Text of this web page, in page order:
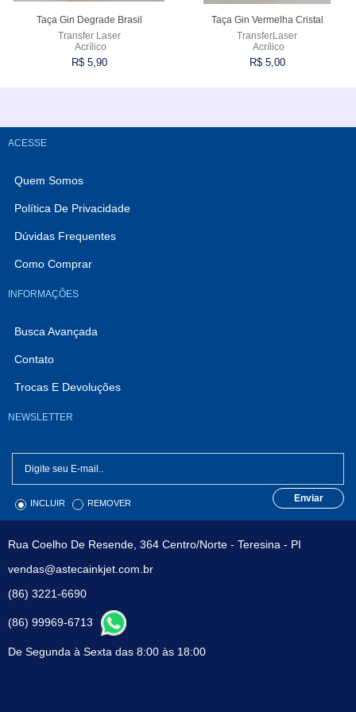
Taça Gin Degrade Brasil
Transfer Laser
Acrílico
R$ 5,90
Taça Gin Vermelha Cristal
TransferLaser
Acrílico
R$ 5,00
ACESSE
Quem Somos
Política De Privacidade
Dúvidas Frequentes
Como Comprar
INFORMAÇÕES
Busca Avançada
Contato
Trocas E Devoluções
NEWSLETTER
INCLUIR REMOVER Enviar
Rua Coelho De Resende, 364 Centro/Norte - Teresina - PI
vendas@astecainkjet.com.br
(86) 3221-6690
(86) 99969-6713
De Segunda à Sexta das 8:00 às 18:00